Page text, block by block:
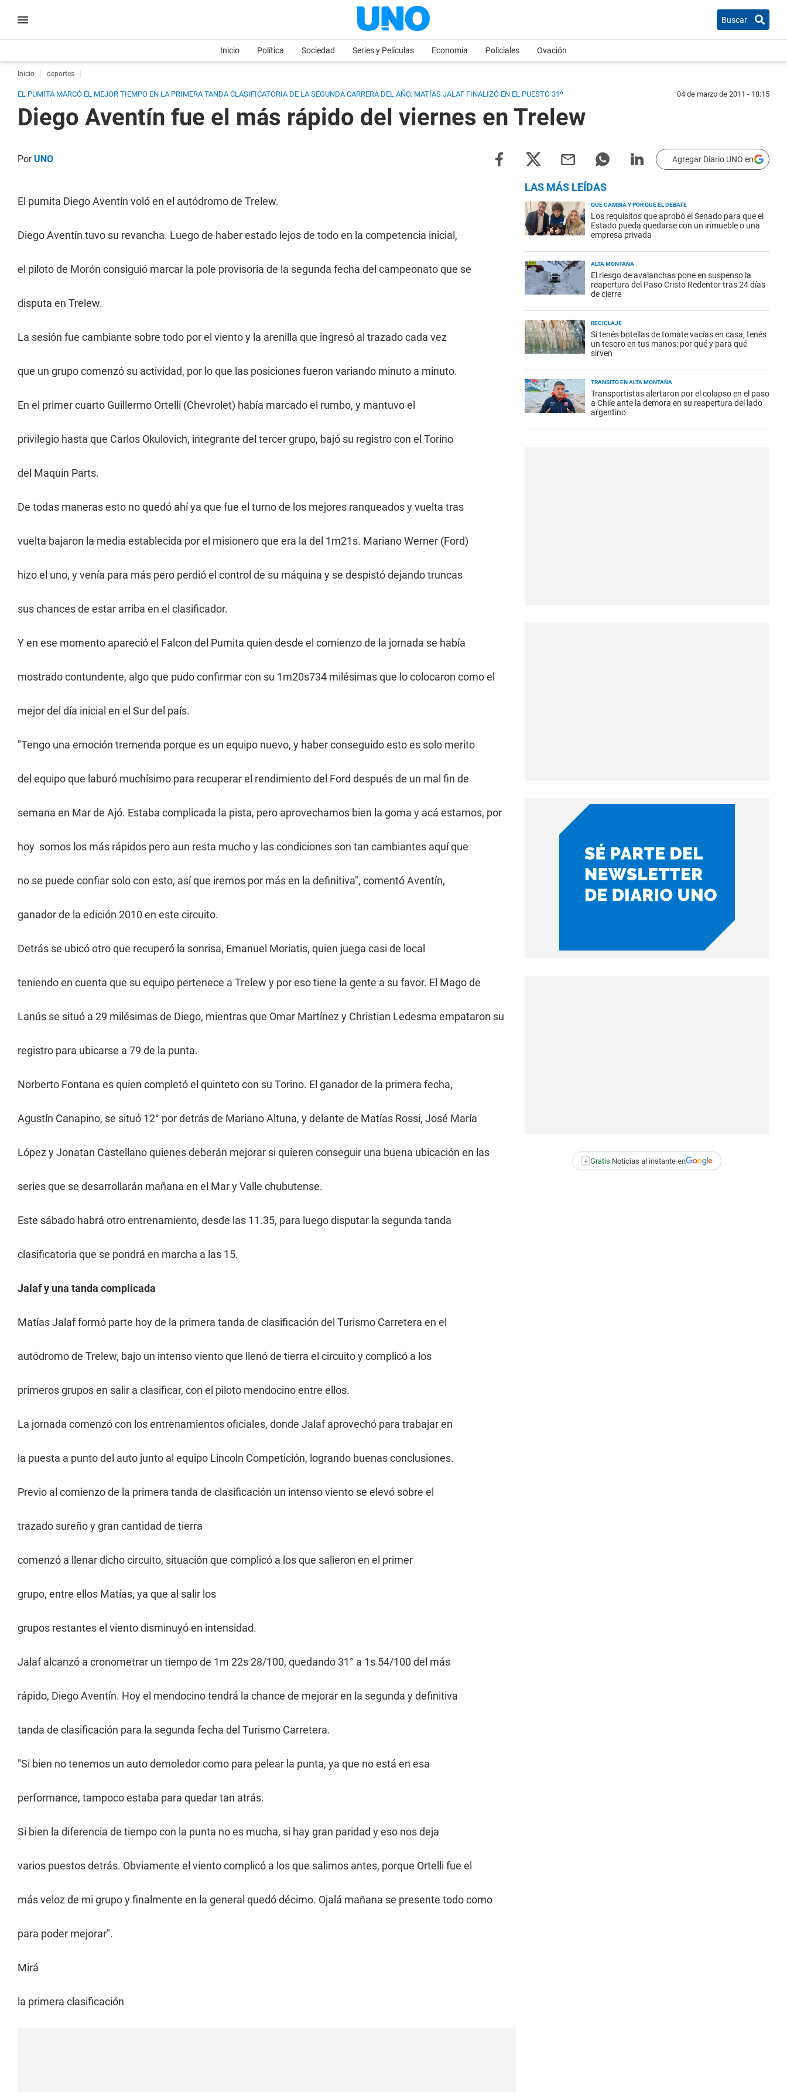
Buscar
Inicio Política Sociedad Series y Películas Economia Policiales Ovación
Inicio deportes
EL PUMITA MARCÓ EL MEJOR TIEMPO EN LA PRIMERA TANDA CLASIFICATORIA DE LA SEGUNDA CARRERA DEL AÑO. MATÍAS JALAF FINALIZÓ EN EL PUESTO 31º 04 de marzo de 2011 - 18:15
Diego Aventín fue el más rápido del viernes en Trelew
PorUNO Agregar Diario UNO en
El pumita Diego Aventín voló en el autódromo de Trelew.
Diego Aventín tuvo su revancha. Luego de haber estado lejos de todo en la competencia inicial,
el piloto de Morón consiguió marcar la pole provisoria de la segunda fecha del campeonato que se
disputa en Trelew.
La sesión fue cambiante sobre todo por el viento y la arenilla que ingresó al trazado cada vez
que un grupo comenzó su actividad, por lo que las posiciones fueron variando minuto a minuto.
En el primer cuarto Guillermo Ortelli (Chevrolet) había marcado el rumbo, y mantuvo el
privilegio hasta que Carlos Okulovich, integrante del tercer grupo, bajó su registro con el Torino
del Maquin Parts.
De todas maneras esto no quedó ahí ya que fue el turno de los mejores ranqueados y vuelta tras
vuelta bajaron la media establecida por el misionero que era la del 1m21s. Mariano Werner (Ford)
hizo el uno, y venía para más pero perdió el control de su máquina y se despistó dejando truncas
sus chances de estar arriba en el clasificador.
Y en ese momento apareció el Falcon del Pumita quien desde el comienzo de la jornada se había
mostrado contundente, algo que pudo confirmar con su 1m20s734 milésimas que lo colocaron como el
mejor del día inicial en el Sur del país.
"Tengo una emoción tremenda porque es un equipo nuevo, y haber conseguido esto es solo merito
del equipo que laburó muchísimo para recuperar el rendimiento del Ford después de un mal fin de
semana en Mar de Ajó. Estaba complicada la pista, pero aprovechamos bien la goma y acá estamos, por
hoy somos los más rápidos pero aun resta mucho y las condiciones son tan cambiantes aquí que
no se puede confiar solo con esto, así que iremos por más en la definitiva", comentó Aventín,
ganador de la edición 2010 en este circuito.
Detrás se ubicó otro que recuperó la sonrisa, Emanuel Moriatis, quien juega casi de local
teniendo en cuenta que su equipo pertenece a Trelew y por eso tiene la gente a su favor. El Mago de
Lanús se situó a 29 milésimas de Diego, mientras que Omar Martínez y Christian Ledesma empataron su
registro para ubicarse a 79 de la punta.
Norberto Fontana es quien completó el quinteto con su Torino. El ganador de la primera fecha,
Agustín Canapino, se situó 12° por detrás de Mariano Altuna, y delante de Matías Rossi, José María
López y Jonatan Castellano quienes deberán mejorar si quieren conseguir una buena ubicación en las
series que se desarrollarán mañana en el Mar y Valle chubutense.
Este sábado habrá otro entrenamiento, desde las 11.35, para luego disputar la segunda tanda
clasificatoria que se pondrá en marcha a las 15.
Jalaf y una tanda complicada
Matías Jalaf formó parte hoy de la primera tanda de clasificación del Turismo Carretera en el
autódromo de Trelew, bajo un intenso viento que llenó de tierra el circuito y complicó a los
primeros grupos en salir a clasificar, con el piloto mendocino entre ellos.
La jornada comenzó con los entrenamientos oficiales, donde Jalaf aprovechó para trabajar en
la puesta a punto del auto junto al equipo Lincoln Competición, logrando buenas conclusiones.
Previo al comienzo de la primera tanda de clasificación un intenso viento se elevó sobre el
trazado sureño y gran cantidad de tierra
comenzó a llenar dicho circuito, situación que complicó a los que salieron en el primer
grupo, entre ellos Matías, ya que al salir los
grupos restantes el viento disminuyó en intensidad.
Jalaf alcanzó a cronometrar un tiempo de 1m 22s 28/100, quedando 31° a 1s 54/100 del más
rápido, Diego Aventín. Hoy el mendocino tendrá la chance de mejorar en la segunda y definitiva
tanda de clasificación para la segunda fecha del Turismo Carretera.
"Si bien no tenemos un auto demoledor como para pelear la punta, ya que no está en esa
performance, tampoco estaba para quedar tan atrás.
Si bien la diferencia de tiempo con la punta no es mucha, si hay gran paridad y eso nos deja
varios puestos detrás. Obviamente el viento complicó a los que salimos antes, porque Ortelli fue el
más veloz de mi grupo y finalmente en la general quedó décimo. Ojalá mañana se presente todo como
para poder mejorar".
Mirá
la primera clasificación
LAS MÁS LEÍDAS
QUÉ CAMBIA Y POR QUÉ EL DEBATE
Los requisitos que aprobó el Senado para que el
Estado pueda quedarse con un inmueble o una
empresa privada
ALTA MONTAÑA
El riesgo de avalanchas pone en suspenso la
reapertura del Paso Cristo Redentor tras 24 días
de cierre
RECICLAJE
Si tenés botellas de tomate vacías en casa, tenés
un tesoro en tus manos: por qué y para qué
sirven
TRÁNSITO EN ALTA MONTAÑA
Transportistas alertaron por el colapso en el paso
a Chile ante la demora en su reapertura del lado
argentino
+ Gratis:Noticias al instante en